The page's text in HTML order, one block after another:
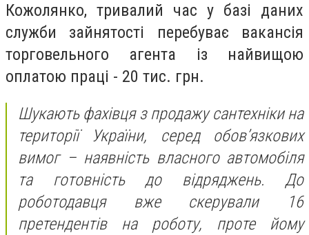
Кожолянко, тривалий час у базі даних
служби зайнятості перебуває вакансія
торговельного агента із найвищою
оплатою праці - 20 тис. грн.
Шукають фахівця з продажу сантехніки на
території України, серед обов’язкових
вимог – наявність власного автомобіля
та готовність до відряджень. До
роботодавця вже скерували 16
претендентів на роботу, проте йому